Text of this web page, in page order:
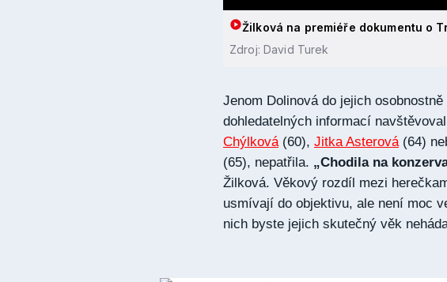
Žilková na premiéře dokumentu o
Zdroj: David Turek
Jenom Dolinová do jejich
dohledatelných informací
Chýlková (60), Jitka Asterová (64)
(65), nepatřila. „Chodila na
Žilková. Věkový rozdíl mezi
usmívají do objektivu, ale není moc
nich byste jejich skutečný věk